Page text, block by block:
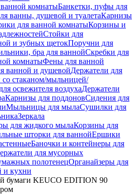
комнатыБанкетки, пуфы для
ванны, душевой и туалетаКарнизы
для ванной комнатыКорзины и
Стойки для
и зубных щетокПоручни для
бра для ваннойСкребки для
комнатыФены для ванной
ванной и душевойДержатели для
со стаканом/мыльницей/
освежителя воздухаДержатели
Карнизы для поддоновСидения для
Мыльницы для мылаСушилки для
Зеркала
для жидкого мылаКорзины для
шторки для ваннойЕршики
Баночки и контейнеры для
для мусорных
полотенецОрганайзеры для
и кухни
бумаги KEUCO EDITION 90